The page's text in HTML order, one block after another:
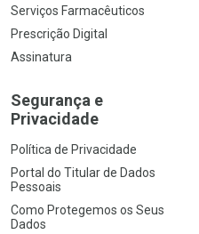
Serviços Farmacêuticos
Prescrição Digital
Assinatura
Segurança e
Privacidade
Política de Privacidade
Portal do Titular de Dados
Pessoais
Como Protegemos os Seus
Dados